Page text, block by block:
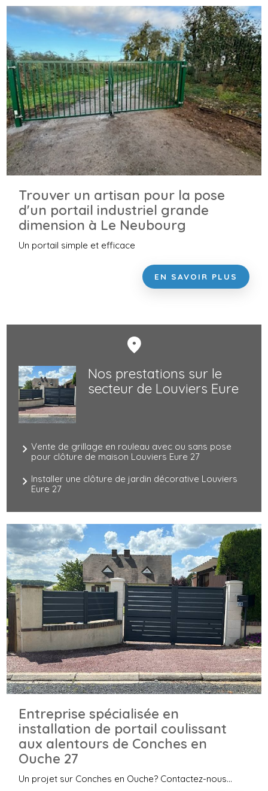
Trouver un artisan pour la pose
d'un portail industriel grande
dimension à Le Neubourg
Un portail simple et efficace
EN SAVOIR PLUS
Nos prestations sur le
secteur de Louviers Eure
Vente de grillage en rouleau avec ou sans pose
pour clôture de maison Louviers Eure 27
Installer une clôture de jardin décorative Louviers
Eure 27
Entreprise spécialisée en
installation de portail coulissant
aux alentours de Conches en
Ouche 27
Un projet sur Conches en Ouche? Contactez-nous...